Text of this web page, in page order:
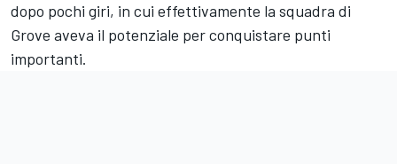
dopo pochi giri, in cui effettivamente la squadra di
Grove aveva il potenziale per conquistare punti
importanti.